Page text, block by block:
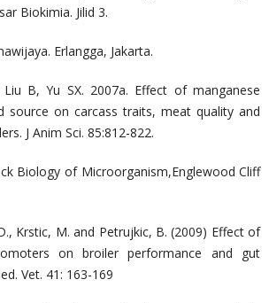
Biokimia. Jilid 3.
Erlangga, Jakarta.
B, Yu SX. 2007a. Effect of manganese
source on carcass traits, meat quality and
J Anim Sci. 85:812-822.
Biology of Microorganism,Englewood Cliff
Krstic, M. and Petrujkic, B. (2009) Effect of
on broiler performance and gut
Vet. 41: 163-169